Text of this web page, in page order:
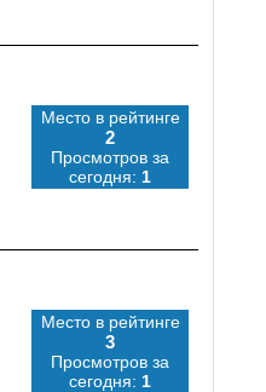
Место в рейтинге
2
Просмотров за
сегодня: 1
Место в рейтинге
3
Просмотров за
сегодня: 1